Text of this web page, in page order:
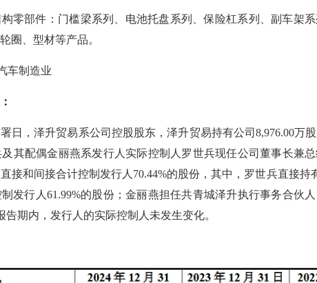
构零部件：门槛梁系列、电池托盘系列、保险杠系列、副车架系
圈、型材等产品。
车制造业
日，泽升贸易系公司控股股东，泽升贸易持有公司8,976.00万
及其配偶金丽燕系发行人实际控制人罗世兵现任公司董事长兼
接和间接合计控制发行人70.44%的股份，其中，罗世兵直接持
发行人61.99%的股份；金丽燕担任共青城泽升执行事务合伙
告期内，发行人的实际控制人未发生变化。